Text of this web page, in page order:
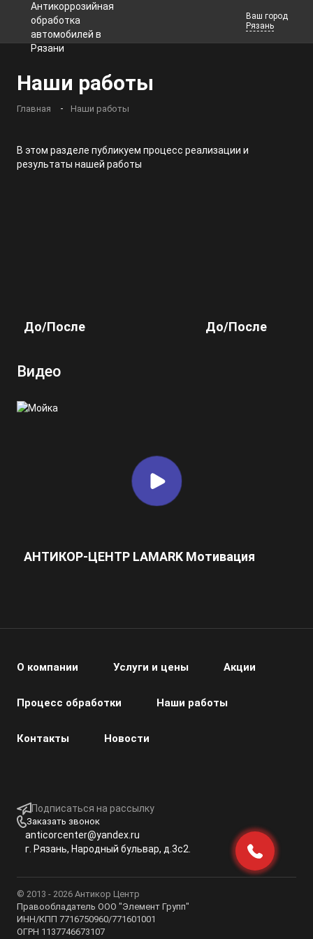
Ваш город
Рязань
Наши работы
Главная Наши работы
В этом разделе публикуем процесс реализации и
результаты нашей работы
До/После До/После
Видео
АНТИКОР-ЦЕНТР LAMARK Мотивация
О компании Услуги и цены Акции
Процесс обработки Наши работы
Контакты Новости
Подписаться на рассылку
Заказать звонок
anticorcenter@yandex.ru
г. Рязань, Народный бульвар, д.3с2.
© 2013 - 2026 Антикор Центр
Правообладатель ООО "Элемент Групп"
ИНН/КПП 7716750960/771601001
ОГРН 1137746673107
Телефоны